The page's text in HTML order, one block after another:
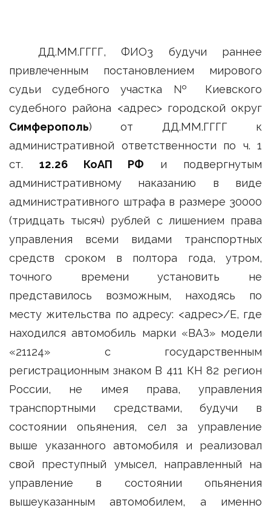
ДД.ММ.ГГГГ, ФИО3 будучи раннее
привлеченным постановлением мирового
судьи судебного участка № Киевского
судебного района <адрес> городской округ
Симферополь) от ДД.ММ.ГГГГ к
административной ответственности по ч. 1
ст. 12.26 КоАП РФ и подвергнутым
административному наказанию в виде
административного штрафа в размере 30000
(тридцать тысяч) рублей с лишением права
управления всеми видами транспортных
средств сроком в полтора года, утром,
точного времени установить не
представилось возможным, находясь по
месту жительства по адресу: <адрес>/Е, где
находился автомобиль марки «ВАЗ» модели
«21124» с государственным
регистрационным знаком В 411 КН 82 регион
России, не имея права, управления
транспортными средствами, будучи в
состоянии опьянения, сел за управление
выше указанного автомобиля и реализовал
свой преступный умысел, направленный на
управление в состоянии опьянения
вышеуказанным автомобилем, а именно